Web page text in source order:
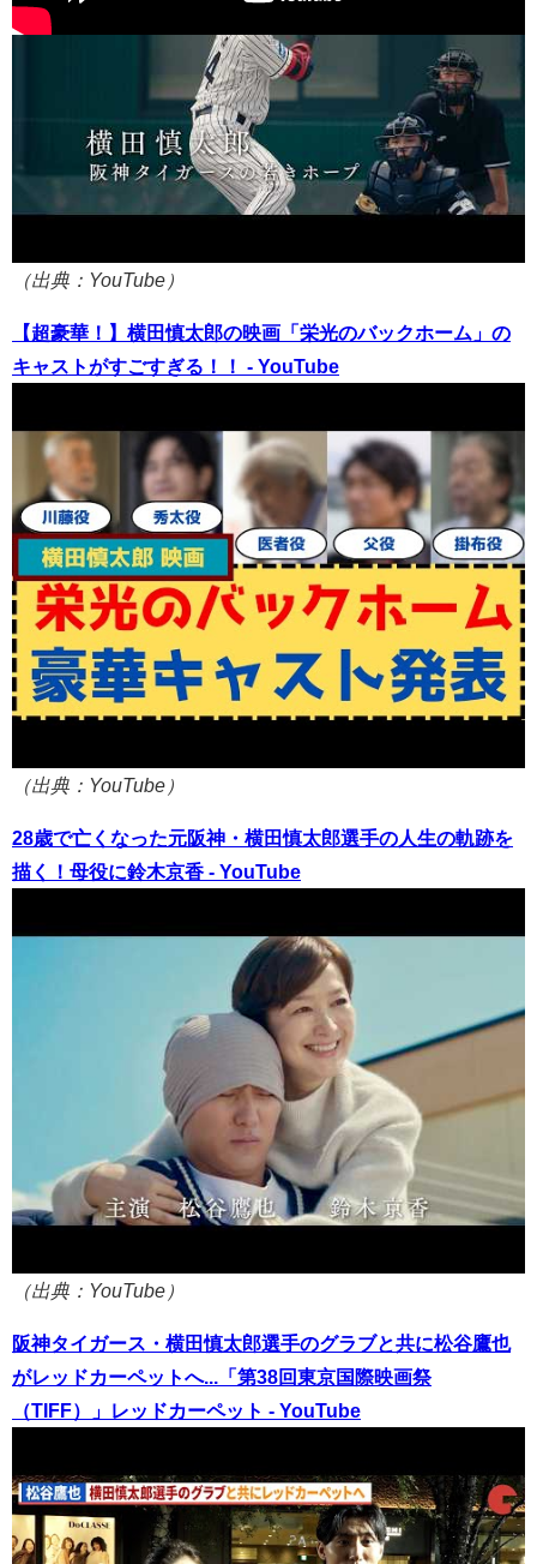
（出典：YouTube）
【超豪華！】横田慎太郎の映画「栄光のバックホーム」の
キャストがすごすぎる！！ - YouTube
（出典：YouTube）
28歳で亡くなった元阪神・横田慎太郎選手の人生の軌跡を
描く！母役に鈴木京香 - YouTube
（出典：YouTube）
阪神タイガース・横田慎太郎選手のグラブと共に松谷鷹也
がレッドカーペットへ...「第38回東京国際映画祭
（TIFF）」レッドカーペット - YouTube